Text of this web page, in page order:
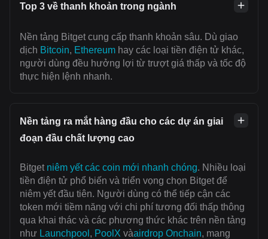
Top 3 về thanh khoản trong ngành
Nền tảng Bitget cung cấp thanh khoản sâu. Dù giao
dịch Bitcoin, Ethereum hay các loại tiền điện tử khác,
người dùng đều hưởng lợi từ trượt giá thấp và tốc độ
thực hiện lệnh nhanh.
Nền tảng ra mắt hàng đầu cho các dự án giai
đoạn đầu chất lượng cao
Bitget niêm yết các coin mới nhanh chóng. Nhiều loại
tiền điện tử phổ biến và triển vọng chọn Bitget để
niêm yết đầu tiên. Người dùng có thể tiếp cận các
token mới tiềm năng với chi phí tương đối thấp thông
qua khai thác và các phương thức khác trên nền tảng
như Launchpool , PoolX vàairdrop Onchain, mang